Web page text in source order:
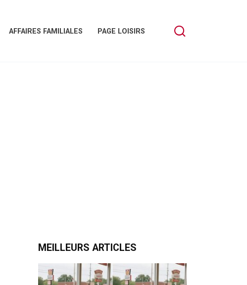
AFFAIRES FAMILIALES PAGE LOISIRS
MEILLEURS ARTICLES